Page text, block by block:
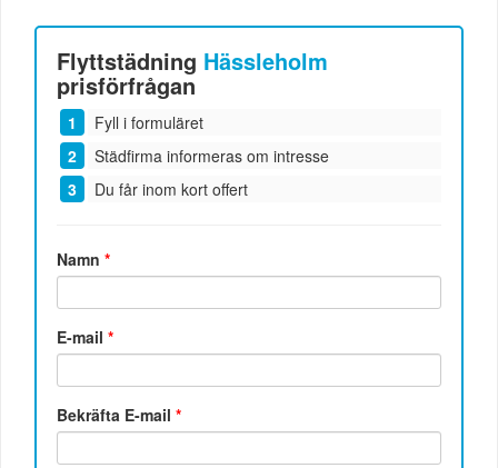
Flyttstädning Hässleholm
prisförfrågan
Fyll i formuläret
Städfirma informeras om intresse
Du får inom kort offert
Namn*
E-mail*
Bekräfta E-mail*